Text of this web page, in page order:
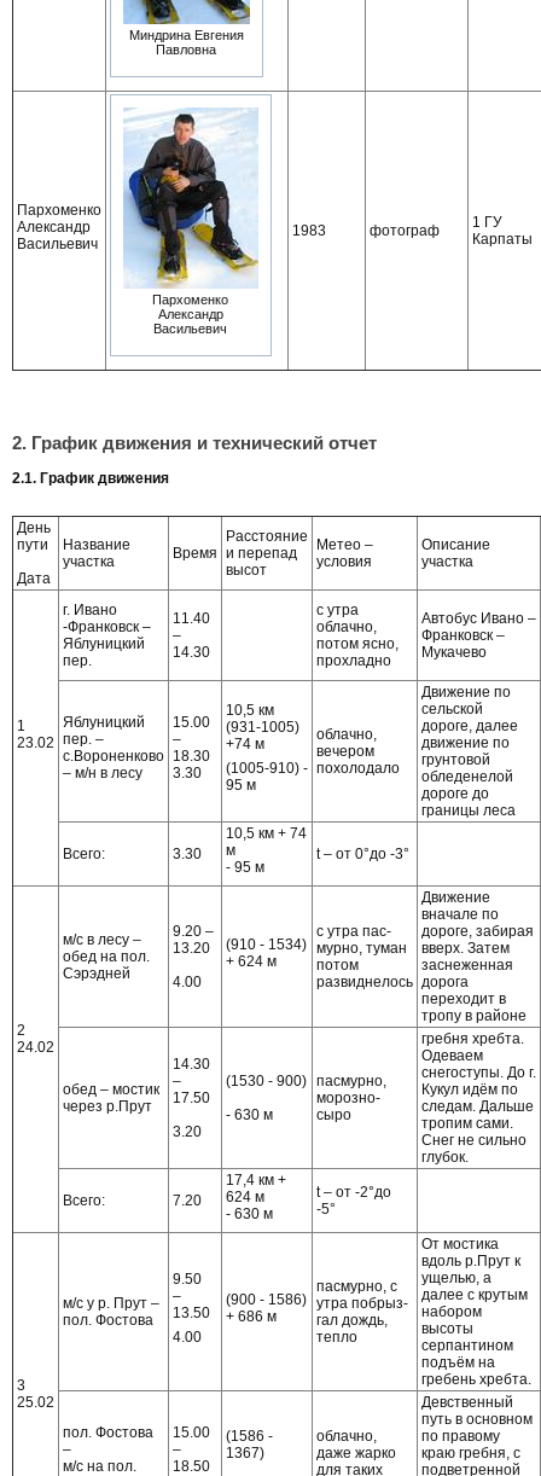
Миндрина Евгения
Павловна
Пархоменко
Александр
Васильевич
Пархоменко
Александр
Васильевич
1983 фотограф
1 ГУ
Карпаты
2. График движения и технический отчет
2.1. График движения
День
пути
Дата
Название
участка
Время
Расстояние
и перепад
высот
Метео –
условия
Описание
участка
1
23.02
г. Ивано
-Франковск –
Яблуницкий
пер.
11.40
–
14.30
с утра
облачно,
потом ясно,
прохладно
Автобус Ивано –
Франковск –
Мукачево
Яблуницкий
пер. –
с.Вороненково
– м/н в лесу
15.00
–
18.30
3.30
10,5 км
(931-1005)
+74 м
(1005-910) -
95 м
облачно,
вечером
похолодало
Движение по
сельской
дороге, далее
движение по
грунтовой
обледенелой
дороге до
границы леса
Всего: 3.30
10,5 км + 74
м
- 95 м
t – от 0°до -3°
2
24.02
м/с в лесу –
обед на пол.
Сэрэдней
9.20 –
13.20
4.00
(910 - 1534)
+ 624 м
с утра пас-
мурно, туман
потом
развиднелось
Движение
вначале по
дороге, забирая
вверх. Затем
заснеженная
дорога
переходит в
тропу в районе
обед – мостик
через р.Прут
14.30
–
17.50
3.20
(1530 - 900)
- 630 м
пасмурно,
морозно-
сыро
гребня хребта.
Одеваем
снегоступы. До г.
Кукул идём по
следам. Дальше
тропим сами.
Снег не сильно
глубок.
Всего: 7.20
17,4 км +
624 м
- 630 м
t – от -2°до
-5°
3
25.02
м/с у р. Прут –
пол. Фостова
9.50
–
13.50
4.00
(900 - 1586)
+ 686 м
пасмурно, с
утра побрыз-
гал дождь,
тепло
От мостика
вдоль р.Прут к
ущелью, а
далее с крутым
набором
высоты
серпантином
подъём на
гребень хребта.
пол. Фостова
–
м/с на пол.
15.00
–
18.50
(1586 -
1367)
облачно,
даже жарко
для таких
Девственный
путь в основном
по правому
краю гребня, с
подветренной